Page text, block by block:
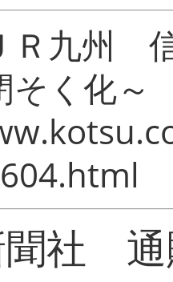
九州 信
く化～
聞社